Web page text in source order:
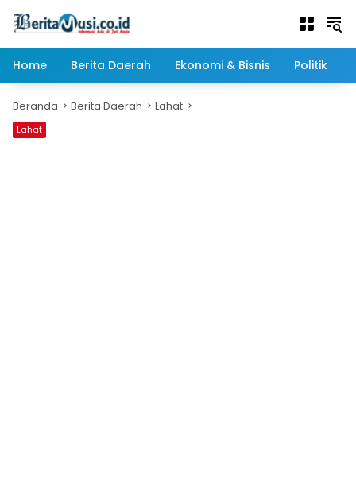
Home
Berita Daerah Ekonomi & Bisnis Politik
Beranda Berita Daerah Lahat
Lahat